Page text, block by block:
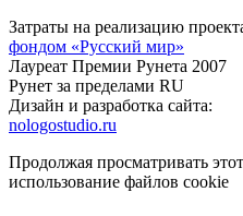
Затраты на реализацию
фондом «Русский мир»
Лауреат Премии Рунета 2007
Рунет за пределами RU
Дизайн и разработка сайта:
nologostudio.ru
Продолжая просматривать
использование файлов cookie